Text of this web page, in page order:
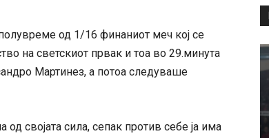
од 1/16 финаниот меч кој се
на светскиот првак и тоа во 29.минута
Мартинез, а потоа следуваше
од својата сила, сепак против себе ја има